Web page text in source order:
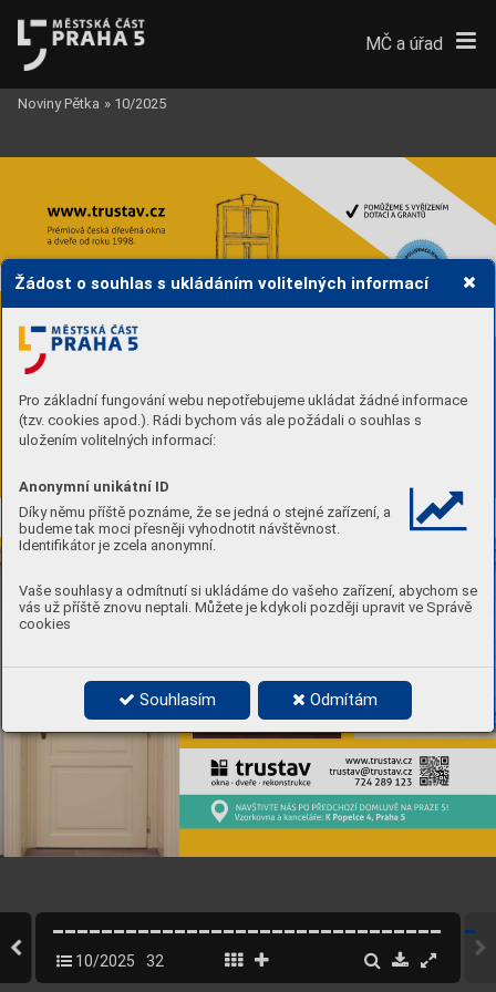
Žádost o souhlas s ukládáním volitelných informací
Pro základní fungování webu nepotřebujeme ukládat žádné informace
(tzv. cookies apod.). Rádi bychom vás ale požádali o souhlas s
uložením volitelných informací:
Anonymní unikátní ID
Díky němu příště poznáme, že se jedná o stejné zařízení, a
budeme tak moci přesněji vyhodnotit návštěvnost.
Identifikátor je zcela anonymní.
Vaše souhlasy a odmítnutí si ukládáme do vašeho zařízení, abychom se
vás už příště znovu neptali. Můžete je kdykoli později upravit ve Správě
cookies
Souhlasím Odmítám
MČ a úřad
Noviny Pětka » 10/2025
10/2025 32